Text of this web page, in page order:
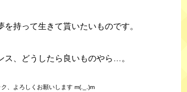
を持って生きて貰いたいものです。
ス、どうしたら良いものやら…。
、よろしくお願いします m(._.)m